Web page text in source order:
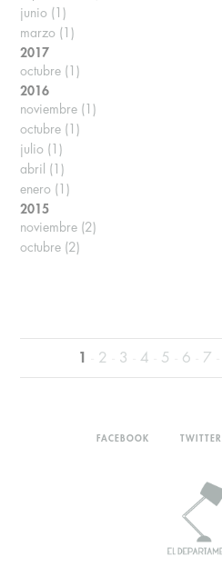
junio (1)
marzo (1)
2017
octubre (1)
2016
noviembre (1)
octubre (1)
julio (1)
abril (1)
enero (1)
2015
noviembre (2)
octubre (2)
1 2 3 4 5 6 7
FACEBOOK TWITTER